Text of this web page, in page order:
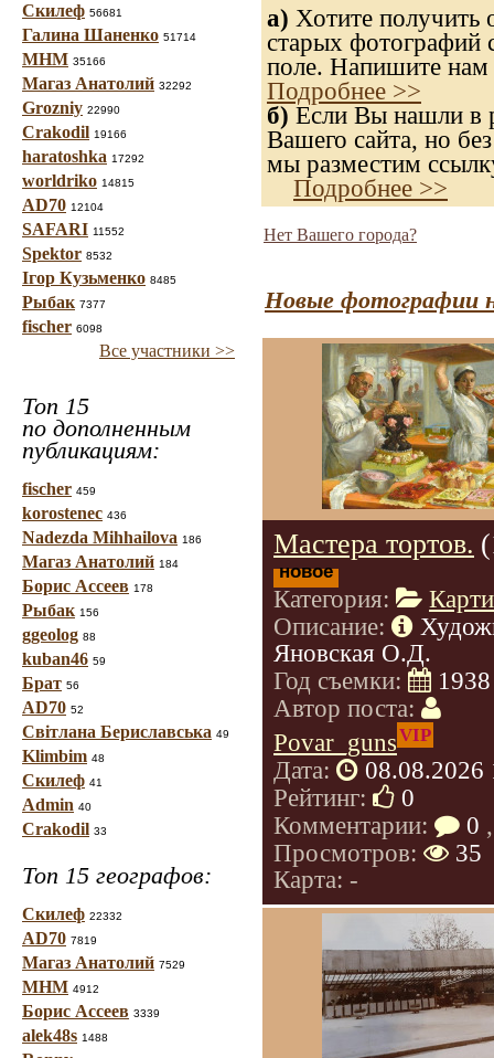
Скилеф 56681
Галина Шаненко 51714
МНМ 35166
Магаз Анатолий 32292
Grozniy 22990
Crakodil 19166
haratoshka 17292
worldriko 14815
AD70 12104
SAFARI 11552
Spektor 8532
Ігор Кузьменко 8485
Рыбак 7377
fischer 6098
Все участники >>
Топ 15
по дополненным
публикациям:
fischer 459
korostenec 436
Nadezda Mihhailova 186
Магаз Анатолий 184
Борис Ассеев 178
Рыбак 156
ggeolog 88
kuban46 59
Брат 56
AD70 52
Світлана Бериславська 49
Klimbim 48
Скилеф 41
Admin 40
Crakodil 33
Топ 15 географов:
Скилеф 22332
AD70 7819
Магаз Анатолий 7529
МНМ 4912
Борис Ассеев 3339
alek48s 1488
а) Хотите получить
старых фотографий
поле. Напишите нам
Подробнее >>
б) Если Вы нашли в
Вашего сайта, но
мы разместим
Подробнее >>
Нет Вашего города?
Новые фотографии
Мастера тортов.
новое
Категория:
Описание:
Яновская О.Д.
Год съемки:
1938
Автор поста:
Povar_gunsVIP
Дата:
08.08.2026
Рейтинг:
0
Комментарии:
0 ,
Просмотров:
35
Карта: -